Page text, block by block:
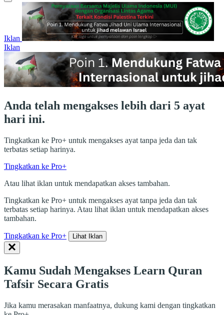
Iklan
Iklan
Anda telah mengakses lebih dari 5 ayat
hari ini.
Tingkatkan ke Pro+ untuk mengakses ayat tanpa jeda dan tak
terbatas setiap harinya.
Tingkatkan ke Pro+
Atau lihat iklan untuk mendapatkan akses tambahan.
Tingkatkan ke Pro+ untuk mengakses ayat tanpa jeda dan tak
terbatas setiap harinya. Atau lihat iklan untuk mendapatkan akses
tambahan.
Tingkatkan ke Pro+ Lihat Iklan
Kamu Sudah Mengakses Learn Quran
Tafsir Secara Gratis
Jika kamu merasakan manfaatnya, dukung kami dengan tingkatkan